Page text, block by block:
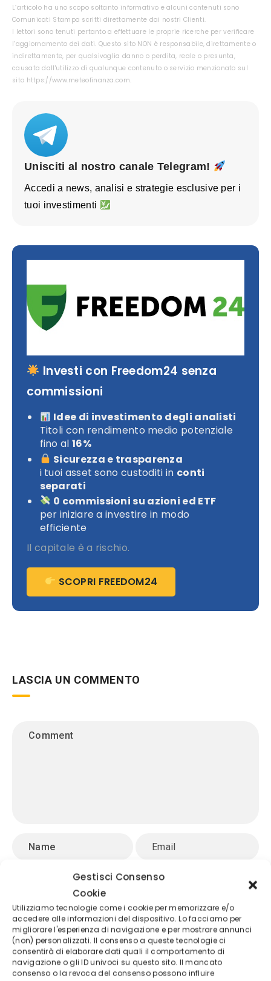
Gestisci Consenso
Cookie
Utilizziamo tecnologie come i cookie per memorizzare e/o
accedere alle informazioni del dispositivo. Lo facciamo per
migliorare l'esperienza di navigazione e per mostrare annunci
(non) personalizzati. Il consenso a queste tecnologie ci
consentirà di elaborare dati quali il comportamento di
navigazione o gli ID univoci su questo sito. Il mancato
consenso o la revoca del consenso possono influire
L’articolo ha uno scopo soltanto informativo e alcuni contenuti sono
Comunicati Stampa scritti direttamente dai nostri Clienti.
I lettori sono tenuti pertanto a effettuare le proprie ricerche per verificare
l’aggiornamento dei dati. Questo sito NON è responsabile, direttamente o
indirettamente, per qualsivoglia danno o perdita, reale o presunta,
causata dall'utilizzo di qualunque contenuto o servizio menzionato sul
sito https://www.meteofinanza.com.
Unisciti al nostro canale Telegram!
Accedi a news, analisi e strategie esclusive per i
tuoi investimenti
Investi con Freedom24 senza
commissioni
Idee di investimento degli analisti
Titoli con rendimento medio potenziale
fino al 16%
Sicurezza e trasparenza
i tuoi asset sono custoditi in conti
separati
0 commissioni su azioni ed ETF
per iniziare a investire in modo
efficiente
Il capitale è a rischio.
SCOPRI FREEDOM24
LASCIA UN COMMENTO
Novità da non perdere